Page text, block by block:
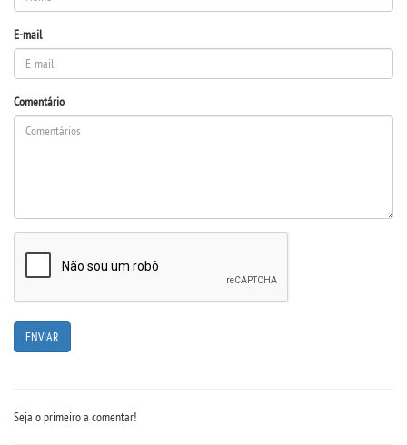
PDI
MANUAIS
DISCENTES
MONITORIA
E-mail
Comentário
Seja o primeiro a comentar!